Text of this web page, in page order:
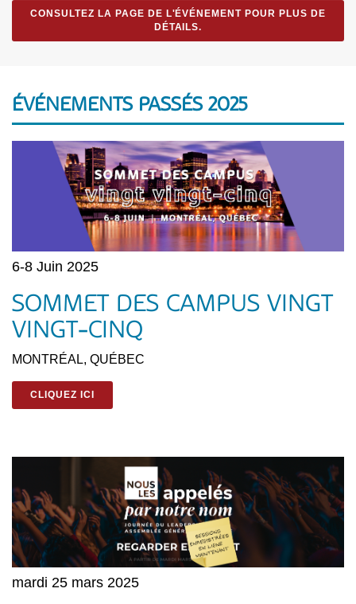
CONSULTEZ LA PAGE DE L'ÉVÉNEMENT POUR PLUS DE
DÉTAILS.
ÉVÉNEMENTS PASSÉS 2025
6-8 Juin 2025
SOMMET DES CAMPUS VINGT
VINGT-CINQ
MONTRÉAL, QUÉBEC
CLIQUEZ ICI
mardi 25 mars 2025